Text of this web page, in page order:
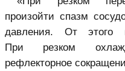
произойти спазм
давления. От этого
При резком
рефлекторное